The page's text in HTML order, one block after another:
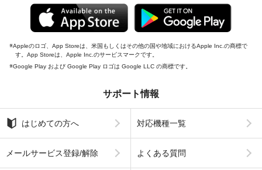
Appleのロゴ、App Storeは、米国もしくはその他の国や地域におけるApple Inc.の商標で
す。App Storeは、Apple Inc.のサービスマークです。
Google Play および Google Play ロゴは Google LLC の商標です。
サポート情報
はじめての方へ 対応機種一覧
メールサービス登録/解除 よくある質問